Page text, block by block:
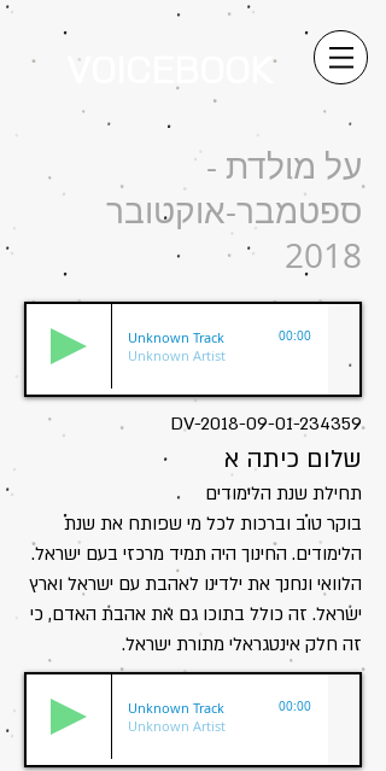
VOICEBOOK
על מולדת -
ספטמבר-אוקטובר
2018
DV-2018-09-01-234359
שלום כיתה א
תחילת שנת הלימודים
בוקר טוב וברכות לכל מי שפותח את שנת
הלימודים. החינוך היה תמיד מרכזי בעם ישראל.
הלוואי ונחנך את ילדינו לאהבת עם ישראל וארץ
ישראל. זה כולל בתוכו גם את אהבת האדם, כי
זה חלק אינטגראלי מתורת ישראל.
Unknown Track
Unknown Artist
00:00
Unknown Track
Unknown Artist
00:00